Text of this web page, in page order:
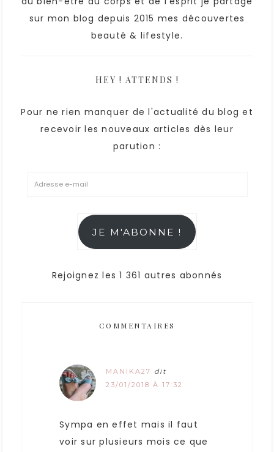
sur mon blog depuis 2015 mes découvertes
beauté & lifestyle.
HEY ! ATTENDS !
Pour ne rien manquer de l'actualité du blog et
recevoir les nouveaux articles dès leur
parution :
JE M'ABONNE !
Rejoignez les 1 361 autres abonnés
COMMENTAIRES
MANIKA27 dit
23/01/2018 À 17:32
Sympa en effet mais il faut
voir sur plusieurs mois ce que